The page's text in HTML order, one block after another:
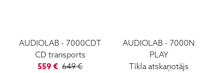
AUDIOLAB -7000CDT
CD transports
559 € 649€
AUDIOLAB -7000N
PLAY
Tīkla atskaņotājs